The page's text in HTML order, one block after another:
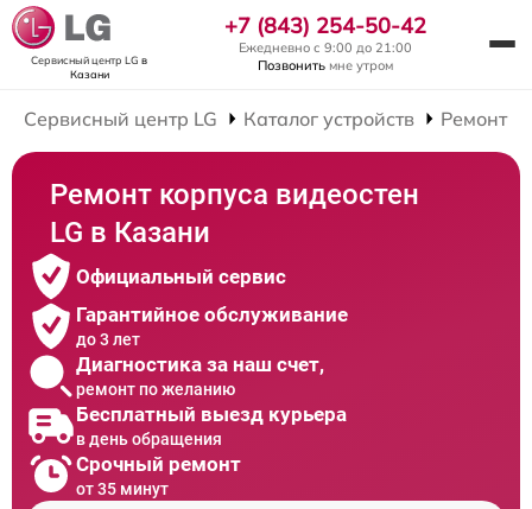
Сервисный центр LG в
Казани
+7 (843) 254-50-42
Ежедневно с 9:00 до 21:00
Позвонить мне утром
Сервисный центр LG Каталог устройств Ремонт
Ремонт корпуса видеостен
LG в Казани
Официальный сервис
Гарантийное обслуживание
до 3 лет
Диагностика за наш счет,
ремонт по желанию
Бесплатный выезд курьера
в день обращения
Срочный ремонт
от 35 минут